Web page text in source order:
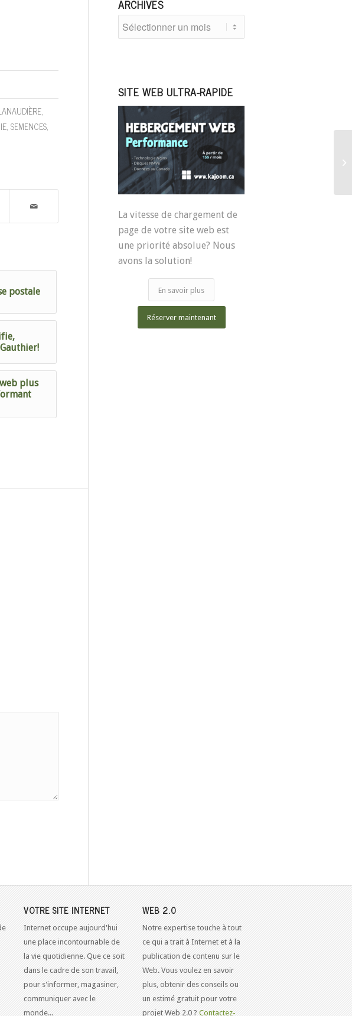
,
,SEMENCES,
postale
plus
ARCHIVES
SITE WEB ULTRA-RAPIDE
La vitesse de chargement de
page de votre site web est
une priorité absolue? Nous
avons la solution!
En savoir plus
Réserver maintenant
VOTRE SITE INTERNET
Internet occupe aujourd'hui
une place incontournable de
la vie quotidienne. Que ce soit
dans le cadre de son travail,
pour s'informer, magasiner,
communiquer avec le
monde...
WEB 2.0
Notre expertise touche à tout
ce qui a trait à Internet et à la
publication de contenu sur le
Web. Vous voulez en savoir
plus, obtenir des conseils ou
un estimé gratuit pour votre
projet Web 2.0 ?Contactez-